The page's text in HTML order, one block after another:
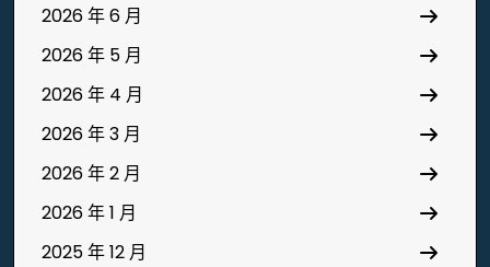
2026 年 6 月
2026 年 5 月
2026 年 4 月
2026 年 3 月
2026 年 2 月
2026 年 1 月
2025 年 12 月